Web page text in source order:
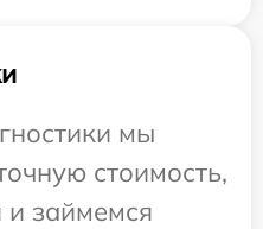
мы
стоимость,
и займемся